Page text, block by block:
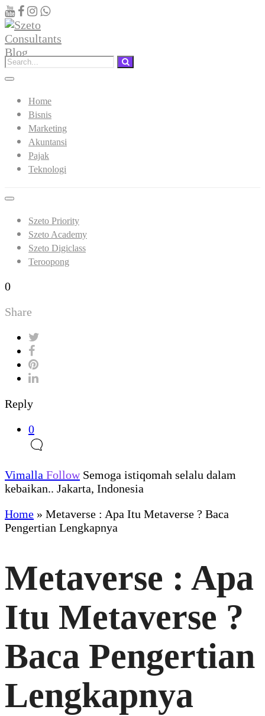
Home
Bisnis
Marketing
Akuntansi
Pajak
Teknologi
Szeto Priority
Szeto Academy
Szeto Digiclass
Teroopong
0
Share
Reply
0
Vimalla Follow Semoga istiqomah selalu dalam
kebaikan.. Jakarta, Indonesia
Home » Metaverse : Apa Itu Metaverse ? Baca
Pengertian Lengkapnya
Metaverse : Apa
Itu Metaverse ?
Baca Pengertian
Lengkapnya